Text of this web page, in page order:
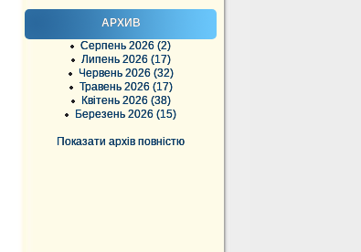
АРХИВ
Серпень 2026 (2)
Липень 2026 (17)
Червень 2026 (32)
Травень 2026 (17)
Квітень 2026 (38)
Березень 2026 (15)
Показати архів повністю